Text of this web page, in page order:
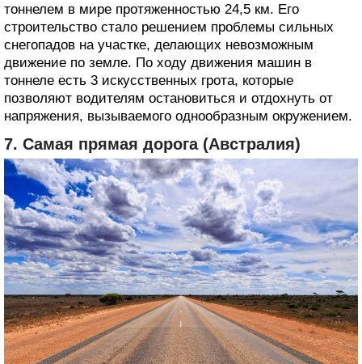
тоннелем в мире протяженностью 24,5 км. Его
строительство стало решением проблемы сильных
снегопадов на участке, делающих невозможным
движение по земле. По ходу движения машин в
тоннеле есть 3 искусственных грота, которые
позволяют водителям остановиться и отдохнуть от
напряжения, вызываемого однообразным окружением.
7. Самая прямая дорога (Австралия)